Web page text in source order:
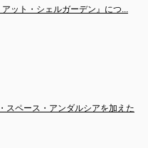
アット・シェルガーデン』につ...
スペース・アンダルシアを加えた